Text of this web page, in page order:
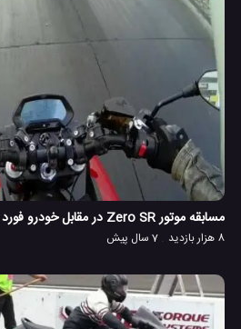
مسابقه موتور Zero SR در مقابل خودرو فورد موستانگ 5.0
8 هزار بازدید 7 سال پیش